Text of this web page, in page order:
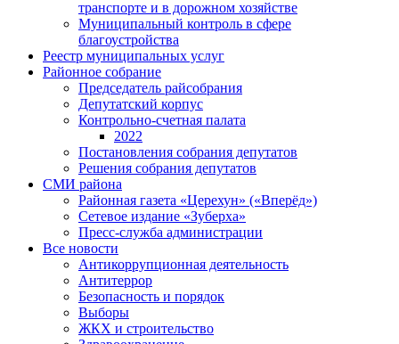
транспорте и в дорожном хозяйстве
Муниципальный контроль в сфере
благоустройства
Реестр муниципальных услуг
Районное собрание
Председатель райсобрания
Депутатский корпус
Контрольно-счетная палата
2022
Постановления собрания депутатов
Решения собрания депутатов
СМИ района
Районная газета «Церехун» («Вперёд»)
Сетевое издание «Зуберха»
Пресс-служба администрации
Все новости
Антикоррупционная деятельность
Антитеррор
Безопасность и порядок
Выборы
ЖКХ и строительство